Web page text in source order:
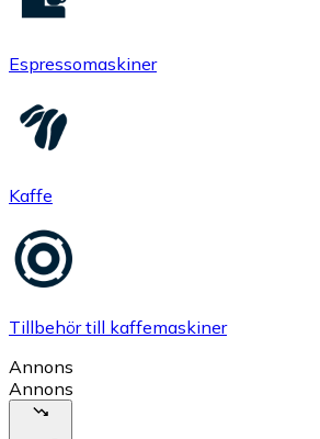
Espressomaskiner
Kaffe
Tillbehör till kaffemaskiner
Annons
Annons